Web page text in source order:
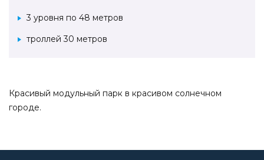
3 уровня по 48 метров
троллей 30 метров
Красивый модульный парк в красивом солнечном
городе.